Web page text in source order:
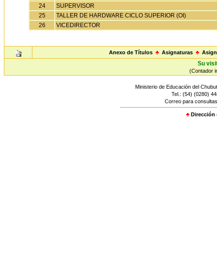
24
SUPERVISOR
25
TALLER DE HARDWARE CICLO SUPERIOR (OI)
26
VICEDIRECTOR
Anexo de Títulos ♣ Asignaturas ♣
Su
(Contador
Ministerio de Educación del
Tel.: (54) (0280)
Correo para
♣ Dirección